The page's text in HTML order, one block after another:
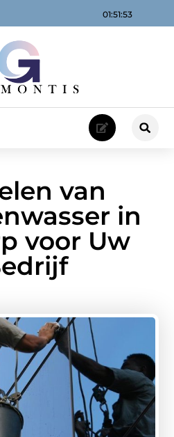
01:51:55
van
in
voor Uw